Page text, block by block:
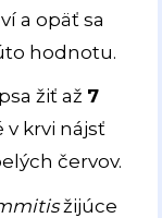
a opäť sa
hodnotu.
žiť až 7
v krvi nájsť
červov.
žijúce